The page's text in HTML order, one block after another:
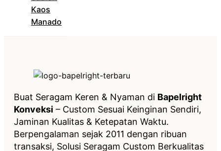
Kaos
Manado
Buat Seragam Keren & Nyaman di Bapelright
Konveksi – Custom Sesuai Keinginan Sendiri,
Jaminan Kualitas & Ketepatan Waktu.
Berpengalaman sejak 2011 dengan ribuan
transaksi, Solusi Seragam Custom Berkualitas